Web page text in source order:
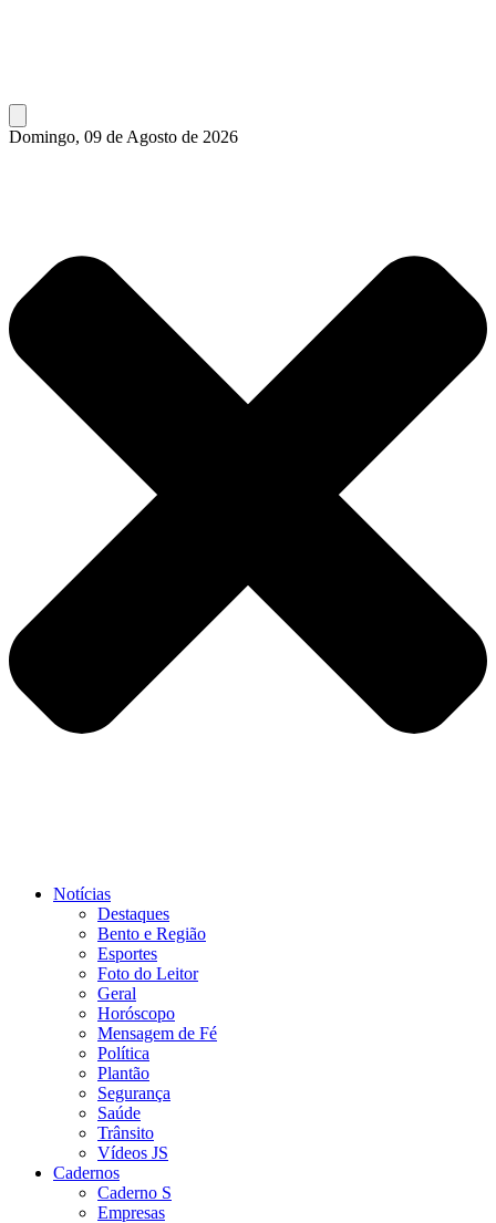
Domingo, 09 de Agosto de 2026
Notícias
Destaques
Bento e Região
Esportes
Foto do Leitor
Geral
Horóscopo
Mensagem de Fé
Política
Plantão
Segurança
Saúde
Trânsito
Vídeos JS
Cadernos
Caderno S
Empresas